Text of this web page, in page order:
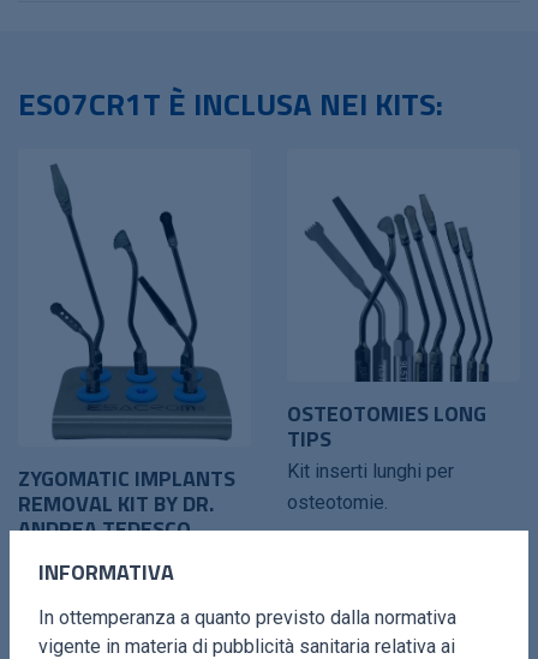
ES07CR1T È INCLUSA NEI KITS:
ZYGOMATIC IMPLANTS
REMOVAL KIT BY DR.
ANDREA TEDESCO
Kit completo per rimozione
minimamente invasiva.
OSTEOTOMIES LONG
TIPS
Kit inserti lunghi per
osteotomie.
INFORMATIVA
In ottemperanza a quanto previsto dalla normativa
vigente in materia di pubblicità sanitaria relativa ai